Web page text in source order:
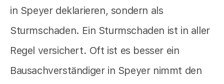
in Speyer deklarieren, sondern als
Sturmschaden. Ein Sturmschaden ist in aller
Regel versichert. Oft ist es besser ein
Bausachverständiger in Speyer nimmt den